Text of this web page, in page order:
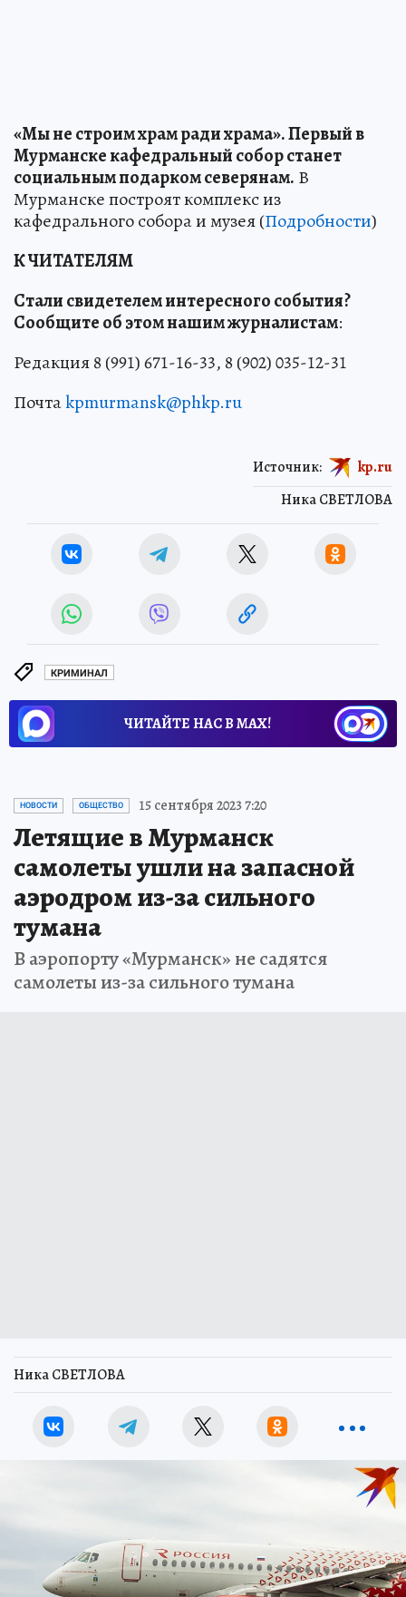
«Мы не строим храм ради храма». Первый в
Мурманске кафедральный собор станет
социальным подарком северянам. В
Мурманске построят комплекс из
кафедрального собора и музея (Подробности)
К ЧИТАТЕЛЯМ
Стали свидетелем интересного события?
Сообщите об этом нашим журналистам:
Редакция 8 (991) 671-16-33, 8 (902) 035-12-31
Почтаkpmurmansk@phkp.ru
Ника СВЕТЛОВА
Источник: kp.ru
КРИМИНАЛ
ЧИТАЙТЕ НАС В МАХ!
НОВОСТИ ОБЩЕСТВО 15 сентября 2023 7:20
Летящие в Мурманск
самолеты ушли на запасной
аэродром из-за сильного
тумана
В аэропорту «Мурманск» не садятся
самолеты из-за сильного тумана
Ника СВЕТЛОВА